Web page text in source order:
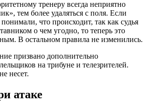
тренеру всегда неприятно
тем более удаляться с поля. Если
что происходит, так как судья
о чем угодно, то теперь это
В остальном правила не изменились.
призвано дополнительно
на трибуне и телезрителей.
несет.
атаке